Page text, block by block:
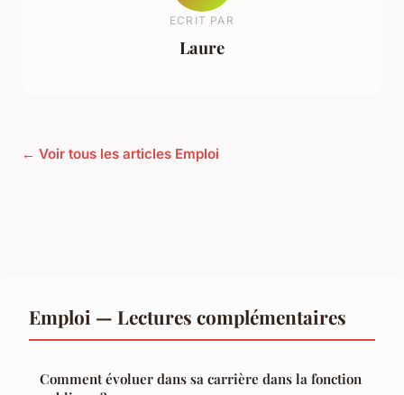
ECRIT PAR
Laure
← Voir tous les articles Emploi
Emploi — Lectures complémentaires
Comment évoluer dans sa carrière dans la fonction